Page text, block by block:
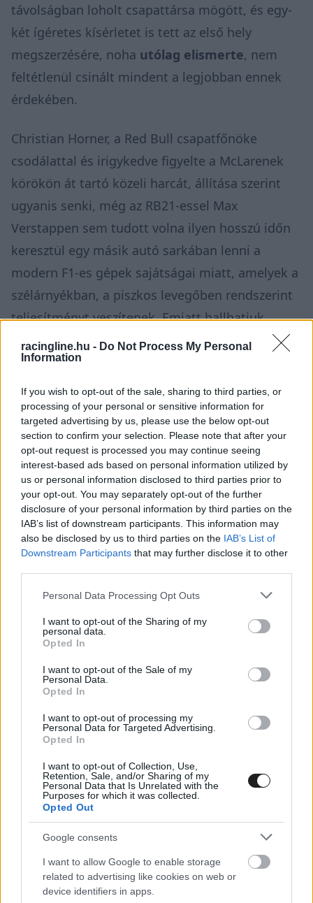
racingline.hu - Do Not Process My Personal
Information
If you wish to opt-out of the sale, sharing to third parties, or
processing of your personal or sensitive information for
targeted advertising by us, please use the below opt-out
section to confirm your selection. Please note that after your
opt-out request is processed you may continue seeing
interest-based ads based on personal information utilized by
us or personal information disclosed to third parties prior to
your opt-out. You may separately opt-out of the further
disclosure of your personal information by third parties on the
IAB’s list of downstream participants. This information may
also be disclosed by us to third parties on the IAB’s List of
Downstream Participants that may further disclose it to other
Please note that this website/app uses one or more Google
not limited to your visit or usage behaviour. You may click to
grant or deny consent to Google and its third-party tags to
use your data for below specified purposes in below Google
consent section.
Personal Data Processing Opt Outs
I want to opt-out of the Sharing of my
personal data.
Opted In
I want to opt-out of the Sale of my
Personal Data.
Opted In
I want to opt-out of processing my
Personal Data for Targeted Advertising.
Opted In
I want to opt-out of Collection, Use,
Retention, Sale, and/or Sharing of my
Personal Data that Is Unrelated with the
Purposes for which it was collected.
Opted Out
Google consents
I want to allow Google to enable storage
related to advertising like cookies on web or
device identifiers in apps.
távolságban loholt csapattársa mögött, és egy-
két ígéretes kísérletet is tett az első hely
megszerzésére, noha utólag elismerte, nem
feltétlenül csinált mindent a legjobban ennek
érdekében.
Christian Horner, a Red Bull csapatfőnöke
csodálattal és irigykedve figyelte a McLarenek
körökön át tartó közeli harcát, állítása szerint
ugyanis senki, még az RB21-essel Max
Verstappen sem tudott volna ilyen hosszú időn
keresztül egy másik autó sarkában lenni a
modern F1-es gépek sajátságai miatt, amelyek a
szélárnyékban, a piszkos levegőben rendszerint
teljesítményt veszítenek. Emiatt hallhatjuk
időnként, hogy a csapatok óva intik a pilótáikat,
hogy túl sokáig tapadjanak riválisukra, ha az
nem szül gyorsan előzést, vagy a versenyzőket
panaszkodni a gumik állapota miatt, ha ezt
mégis megteszik. A McLaren azonban a jelek
szerint megoldást talált erre a jelenségre.
„Ami igazán lenyűgöző, és nem látok másik
csapatot, amely képes lenne erre, az az a tény,
hogy Oscar mennyire közel tudott haladni Lando
mögött egy csordultig tankolt autóval a verseny
elején. Konkrétan körről körre a kipufogójával
szeretkezett anélkül, hogy elmelegítette volna a
gumijait” – fogalmazott egy felettébb szokatlan
hasonlattal Horner, akit azAutosportidéz.